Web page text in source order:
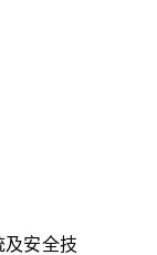
及安全技